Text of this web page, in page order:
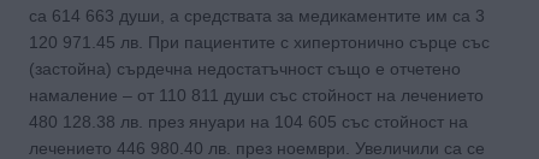
са 614 663 души, а средствата за медикаментите им са 3
120 971.45 лв. При пациентите с хипертонично сърце със
(застойна) сърдечна недостатъчност също е отчетено
намаление – от 110 811 души със стойност на лечението
480 128.38 лв. през януари на 104 605 със стойност на
лечението 446 980.40 лв. през ноември. Увеличили са се